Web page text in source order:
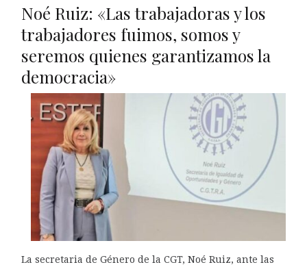
Noé Ruiz: «Las trabajadoras y los
trabajadores fuimos, somos y
seremos quienes garantizamos la
democracia»
La secretaria de Género de la CGT, Noé Ruiz, ante las